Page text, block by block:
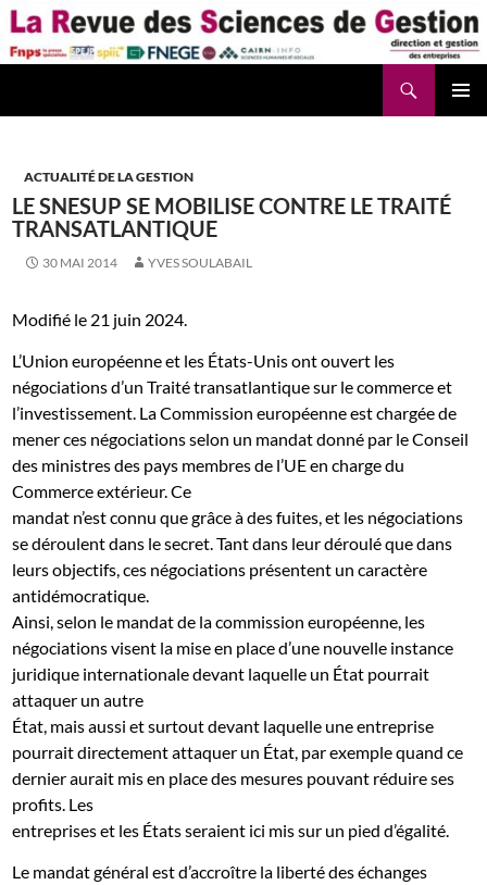
Aller
au
contenu
ACTUALITÉ DE LA GESTION
LE SNESUP SE MOBILISE CONTRE LE TRAITÉ
TRANSATLANTIQUE
30 MAI 2014 YVES SOULABAIL
Modifié le 21 juin 2024.
L’Union européenne et les États-Unis ont ouvert les
négociations d’un Traité transatlantique sur le commerce et
l’investissement. La Commission européenne est chargée de
mener ces négociations selon un mandat donné par le Conseil
des ministres des pays membres de l’UE en charge du
Commerce extérieur. Ce
mandat n’est connu que grâce à des fuites, et les négociations
se déroulent dans le secret. Tant dans leur déroulé que dans
leurs objectifs, ces négociations présentent un caractère
antidémocratique.
Ainsi, selon le mandat de la commission européenne, les
négociations visent la mise en place d’une nouvelle instance
juridique internationale devant laquelle un État pourrait
attaquer un autre
État, mais aussi et surtout devant laquelle une entreprise
pourrait directement attaquer un État, par exemple quand ce
dernier aurait mis en place des mesures pouvant réduire ses
profits. Les
entreprises et les États seraient ici mis sur un pied d’égalité.
Le mandat général est d’accroître la liberté des échanges